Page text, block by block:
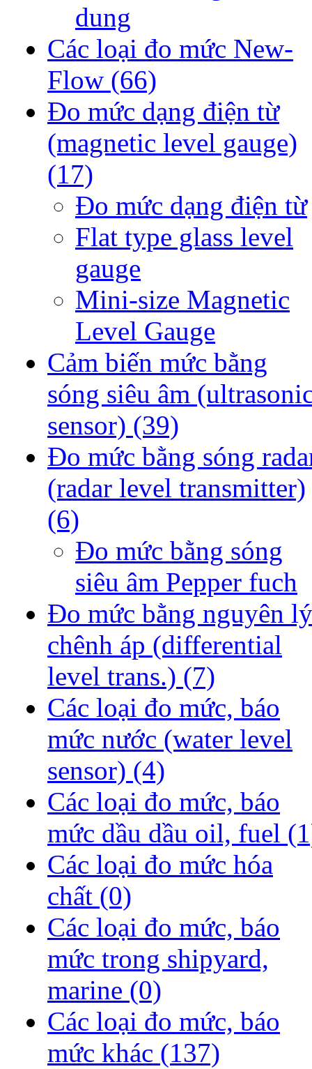
dung
Các loại đo mức New-
Flow (66)
Đo mức dạng điện từ
(magnetic level gauge)
(17)
Đo mức dạng điện từ
Flat type glass level
gauge
Mini-size Magnetic
Level Gauge
Cảm biến mức bằng
sóng siêu âm
sensor) (39)
Đo mức bằng sóng
(radar level transmitter)
(6)
Đo mức bằng sóng
siêu âm Pepper fuch
Đo mức bằng nguyên lý
chênh áp (differential
level trans.) (7)
Các loại đo mức, báo
mức nước (water level
sensor) (4)
Các loại đo mức, báo
mức dầu dầu oil, fuel
Các loại đo mức hóa
chất (0)
Các loại đo mức, báo
mức trong shipyard,
marine (0)
Các loại đo mức, báo
mức khác (137)